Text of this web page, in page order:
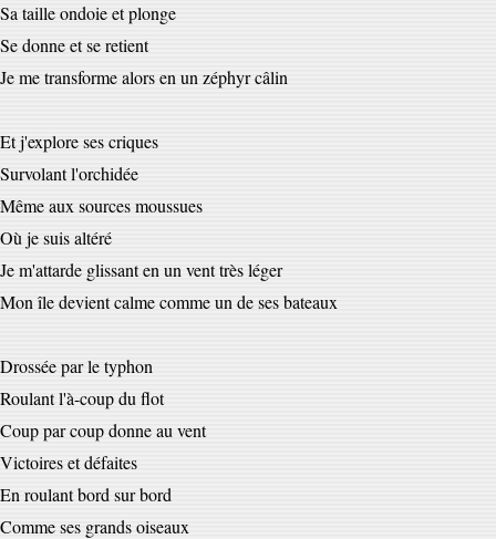
Sa taille ondoie et plonge
Se donne et se retient
Je me transforme alors en un zéphyr câlin
Et j'explore ses criques
Survolant l'orchidée
Même aux sources moussues
Où je suis altéré
Je m'attarde glissant en un vent très léger
Mon île devient calme comme un de ses bateaux
Drossée par le typhon
Roulant l'à-coup du flot
Coup par coup donne au vent
Victoires et défaites
En roulant bord sur bord
Comme ses grands oiseaux